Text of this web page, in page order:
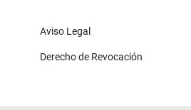
Aviso Legal
Derecho de Revocación